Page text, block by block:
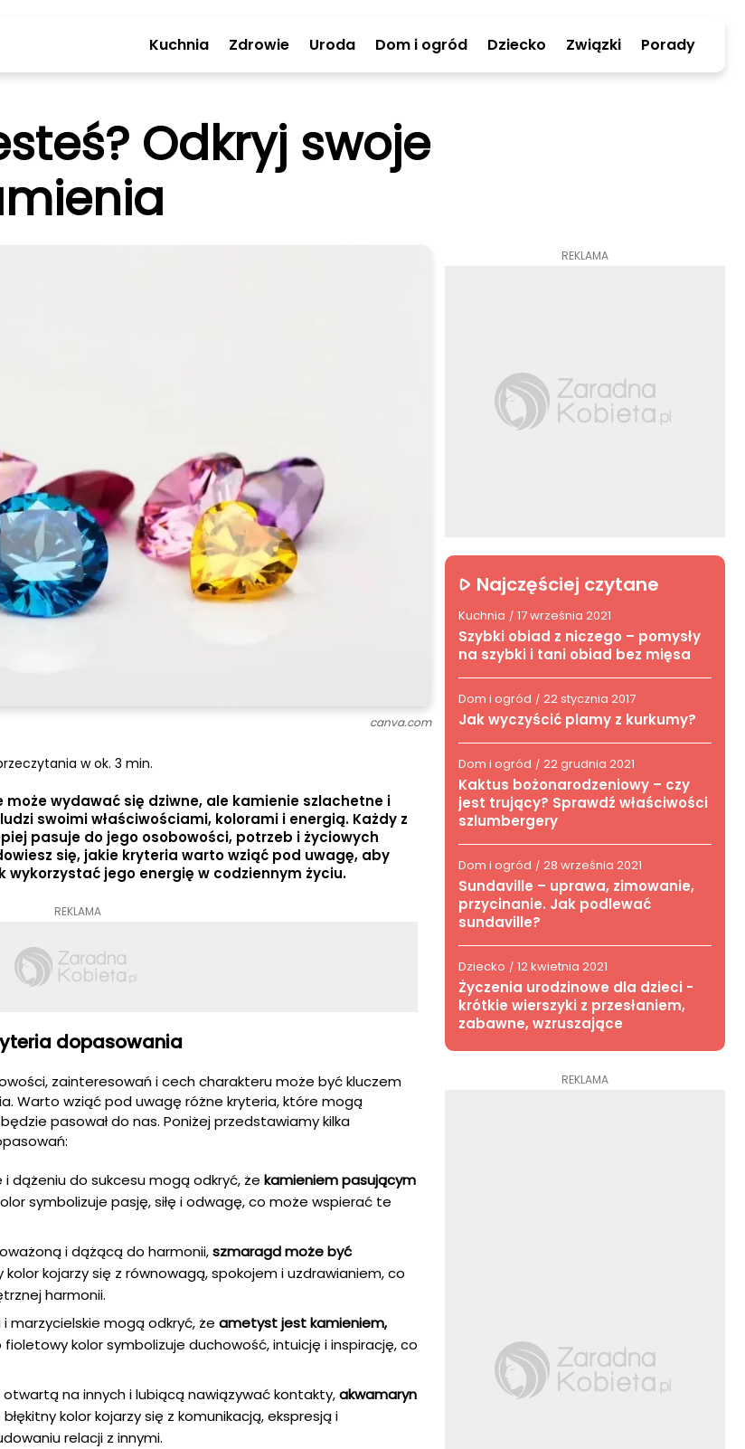
Kuchnia Zdrowie Uroda Dom i ogród Dziecko Związki Porady
canva.com
Odkryj swoje
w ok. 3 min.
wydawać się dziwne, ale kamienie szlachetne i
swoimi właściwościami, kolorami i energią. Każdy z
pasuje do jego osobowości, potrzeb i życiowych
się, jakie kryteria warto wziąć pod uwagę, aby
wykorzystać jego energię w codziennym życiu.
REKLAMA
dopasowania
zainteresowań i cech charakteru może być kluczem
Warto wziąć pod uwagę różne kryteria, które mogą
pasował do nas. Poniżej przedstawiamy kilka
dążeniu do sukcesu mogą odkryć, że kamieniem pasującym
symbolizuje pasję, siłę i odwagę, co może wspierać te
i dążącą do harmonii,szmaragd może być
kolor kojarzy się z równowagą, spokojem i uzdrawianiem, co
harmonii.
marzycielskie mogą odkryć, że ametyst jest kamieniem,
fioletowy kolor symbolizuje duchowość, intuicję i inspirację, co
na innych i lubiącą nawiązywać kontakty,akwamaryn
kolor kojarzy się z komunikacją, ekspresją i
relacji z innymi.
REKLAMA
Najczęściej czytane
Kuchnia / 17 września 2021
Szybki obiad z niczego – pomysły
na szybki i tani obiad bez mięsa
Dom i ogród / 22 stycznia 2017
Jak wyczyścić plamy z kurkumy?
Dom i ogród / 22 grudnia 2021
Kaktus bożonarodzeniowy – czy
jest trujący? Sprawdź właściwości
szlumbergery
Dom i ogród / 28 września 2021
Sundaville – uprawa, zimowanie,
przycinanie. Jak podlewać
sundaville?
Dziecko / 12 kwietnia 2021
Życzenia urodzinowe dla dzieci -
krótkie wierszyki z przesłaniem,
zabawne, wzruszające
REKLAMA